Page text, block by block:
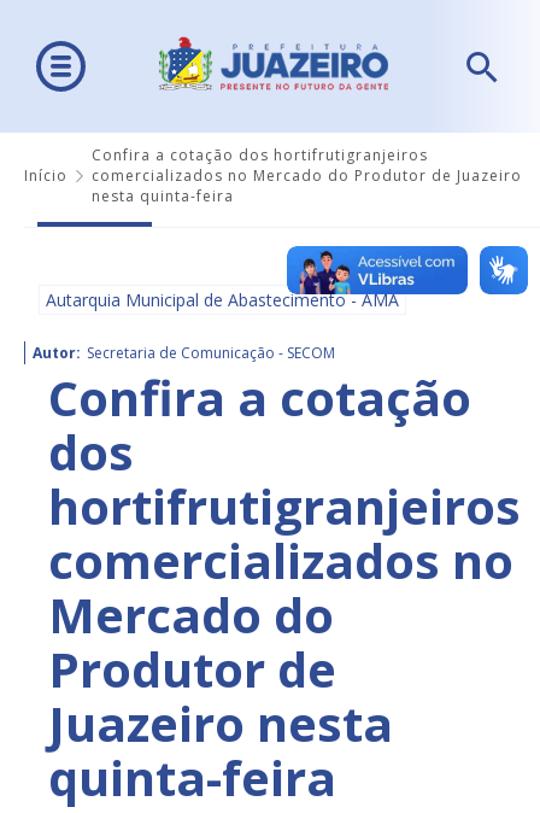
Início
Confira a cotação dos hortifrutigranjeiros
comercializados no Mercado do Produtor de Juazeiro
nesta quinta-feira
Autarquia Municipal de Abastecimento - AMA
Autor: Secretaria de Comunicação - SECOM
Confira a cotação
dos
hortifrutigranjeiros
comercializados no
Mercado do
Produtor de
Juazeiro nesta
quinta-feira